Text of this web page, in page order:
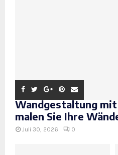
Wandgestaltung
malen Sie Ihre
Juli 30, 2026 0